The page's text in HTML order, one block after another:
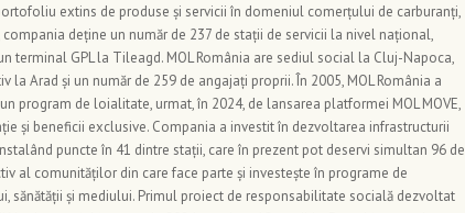
extins de produse și servicii în domeniul comerțului de carburanți,
deține un număr de 237 de stații de servicii la nivel național,
terminal GPL la Tileagd. MOL România are sediul social la Cluj-Napoca,
Arad și un număr de 259 de angajați proprii. În 2005, MOL România a
program de loialitate, urmat, în 2024, de lansarea platformei MOL MOVE,
și beneficii exclusive. Compania a investit în dezvoltarea infrastructurii
puncte în 41 dintre stații, care în prezent pot deservi simultan 96 de
al comunităților din care face parte și investește în programe de
sănătății și mediului. Primul proiect de responsabilitate socială dezvoltat